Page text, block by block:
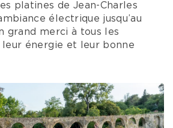
platines de Jean-Charles
électrique jusqu’au
grand merci à tous les
énergie et leur bonne